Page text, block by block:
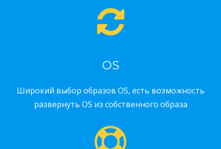
OS
Широкий выбор образов OS, есть возможность
развернуть OS из собственного образа